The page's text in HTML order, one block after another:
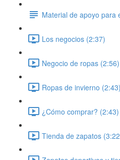
Material de apoyo para
Los negocios (2:37)
Negocio de ropas (2:56)
Ropas de invierno (2:43)
¿Cómo comprar? (2:43)
Tienda de zapatos